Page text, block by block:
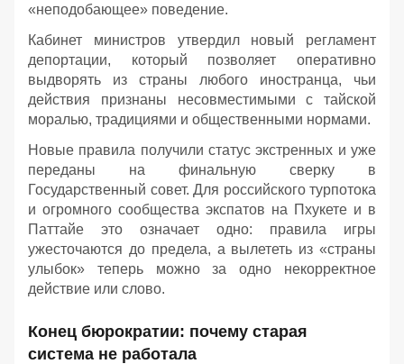
«неподобающее» поведение.
Кабинет министров утвердил новый регламент
депортации, который позволяет оперативно
выдворять из страны любого иностранца, чьи
действия признаны несовместимыми с тайской
моралью, традициями и общественными нормами.
Новые правила получили статус экстренных и уже
переданы на финальную сверку в
Государственный совет. Для российского турпотока
и огромного сообщества экспатов на Пхукете и в
Паттайе это означает одно: правила игры
ужесточаются до предела, а вылететь из «страны
улыбок» теперь можно за одно некорректное
действие или слово.
Конец бюрократии: почему старая
система не работала